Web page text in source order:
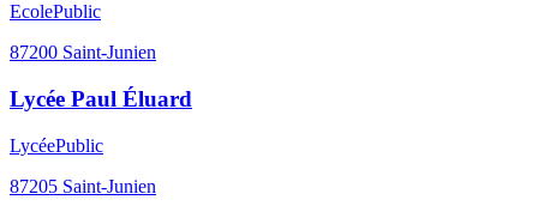
EcolePublic
87200 Saint-Junien
Lycée Paul Éluard
LycéePublic
87205 Saint-Junien